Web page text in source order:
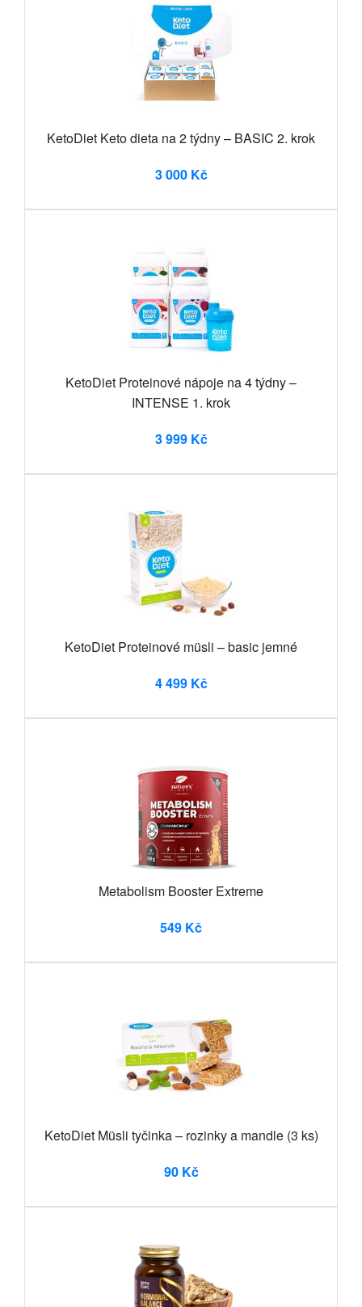
KetoDiet Keto dieta na 2 týdny – BASIC 2. krok
3 000 Kč
KetoDiet Proteinové nápoje na 4 týdny –
INTENSE 1. krok
3 999 Kč
KetoDiet Proteinové müsli – basic jemné
4 499 Kč
Metabolism Booster Extreme
549 Kč
KetoDiet Müsli tyčinka – rozinky a mandle (3 ks)
90 Kč